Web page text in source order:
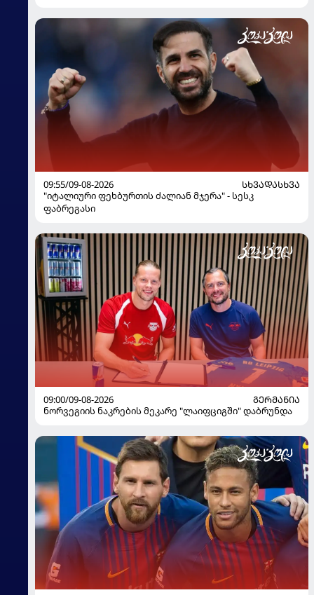
09:55/09-08-2026
ᲡᲮᲕᲐᲓᲐᲡᲮᲕᲐ
"იტალიური ფეხბურთის ძალიან მჯერა" - სესკ
ფაბრეგასი
09:00/09-08-2026
ᲒᲔᲠᲛᲐᲜᲘᲐ
ნორვეგიის ნაკრების მეკარე "ლაიფციგში" დაბრუნდა